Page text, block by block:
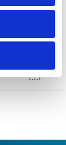
NÃO
CCI